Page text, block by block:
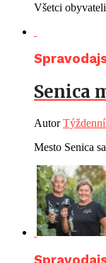
Všetci
Senica
Autor
Mesto Senica